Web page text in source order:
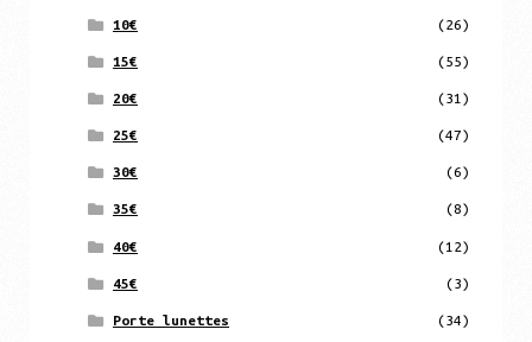
10€ (26)
15€ (55)
20€ (31)
25€ (47)
30€ (6)
35€ (8)
40€ (12)
45€ (3)
Porte lunettes (34)